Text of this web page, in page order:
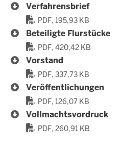
Verfahrensbrief
PDF, 195,93 KB
Beteiligte Flurstücke
PDF, 420,42 KB
Vorstand
PDF, 337,73 KB
Veröffentlichungen
PDF, 126,07 KB
Vollmachtsvordruck
PDF, 260,91 KB